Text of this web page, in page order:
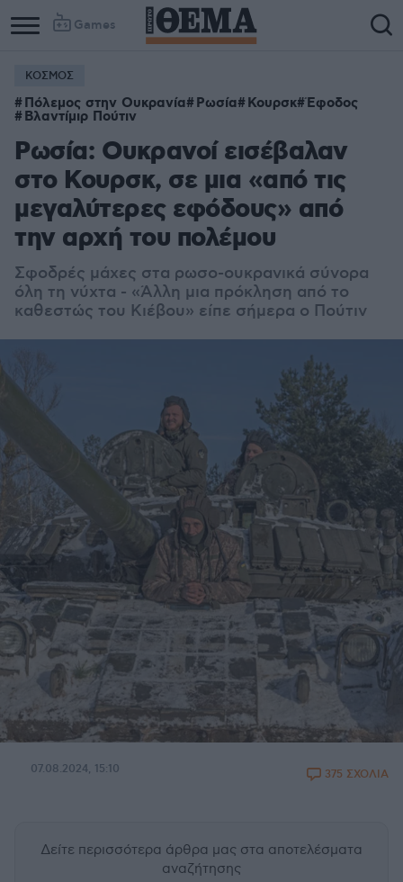
Games
ΚΟΣΜΟΣ
Πόλεμος στην Ουκρανία Ρωσία Κουρσκ Έφοδος
Βλαντίμιρ Πούτιν
Ρωσία: Ουκρανοί εισέβαλαν
στο Κουρσκ, σε μια «από τις
μεγαλύτερες εφόδους» από
την αρχή του πολέμου
Σφοδρές μάχες στα ρωσο-ουκρανικά σύνορα
όλη τη νύχτα - «Άλλη μια πρόκληση από το
καθεστώς του Κιέβου» είπε σήμερα ο Πούτιν
07.08.2024, 15:10 375 ΣΧΟΛΙΑ
Δείτε περισσότερα άρθρα μας στα αποτελέσματα
αναζήτησης